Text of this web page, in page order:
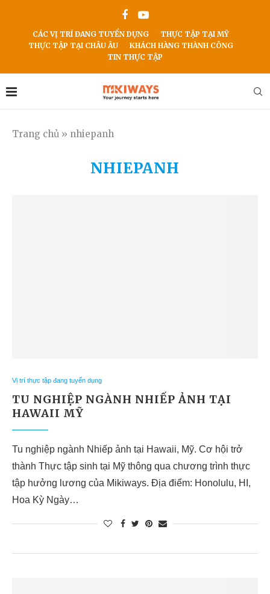
CÁC VỊ TRÍ ĐANG TUYỂN DỤNG
THỰC TẬP TẠI MỸ
THỰC TẬP TẠI CHÂU ÂU
KHÁCH HÀNG THÀNH CÔNG
TIN THỰC TẬP
Trang chủ » nhiepanh
NHIEPANH
Vị trí thực tập đang tuyển dụng
TU NGHIỆP NGÀNH NHIẾP ẢNH TẠI
HAWAII MỸ
Tu nghiệp ngành Nhiếp ảnh tại Hawaii, Mỹ. Cơ hội trở
thành Thực tập sinh tại Mỹ thông qua chương trình thực
tập hưởng lương của Mikiways. Địa điểm: Honolulu, HI,
Hoa Kỳ Ngày…